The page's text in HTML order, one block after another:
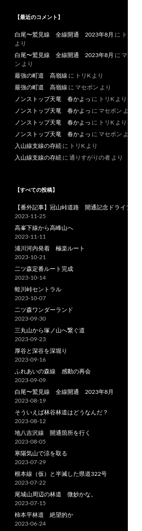
【最近のコメント】
白尾〜鷲見線 全線開通 2023年8月 に トリK
より
白尾〜鷲見線 全線開通 2023年8月 に マセボ
ン より
最強の町道 高嶺線 に トリK より
最強の町道 高嶺線 に マセボン より
ノンストップ天竜 春かよっ に トリK より
ノンストップ天竜 春かよっ に マセボン より
ノンストップ天竜 春かよっ に トリK より
ノンストップ天竜 春かよっ に マセボン より
入山線支線の存続 に トリK より
入山線支線の存続 に 通りすがりの者 より
【すべての投稿】
【番外記事】冠山峠道路 開通記念ドライブ
2023-11-25
高峯下線から高峰山へ
2023-11-11
浦川河内発着 極楽ルート
2023-10-21
二ツ森定番ルート完成
2023-10-14
蛭川峠セントラル
2023-10-07
二ツ森ワンダーランド
2023-09-30
三丸山から塚ノ山へ繋ぐ道
2023-09-23
厚谷と深谷を深堀り
2023-09-16
ふれあいの森線 感動の再会
2023-09-09
白尾〜鷲見線 全線開通 2023年8月
2023-08-19
そういえば林谷林道はどうなんだ？
2023-08-12
地八吉沢線 開通箇所を行く
2023-08-05
寒陽気山で涼を取る
2023-07-29
根本線（仮）と半滅した県道322号
2023-07-22
尾城山周辺の林道 微妙かな。
2023-07-15
柿本平林道 絶望的か
2023-06-24